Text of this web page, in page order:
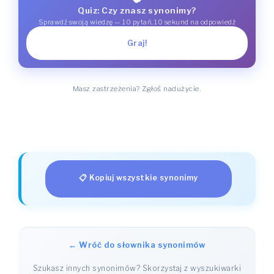
Quiz: Czy znasz synonimy?
Sprawdź swoją wiedzę — 10 pytań, 10 sekund na odpowiedź
Graj!
Masz zastrzeżenia? Zgłoś nadużycie.
📋 Kopiuj wszystkie synonimy
← Wróć do słownika synonimów
Szukasz innych synonimów? Skorzystaj z wyszukiwarki